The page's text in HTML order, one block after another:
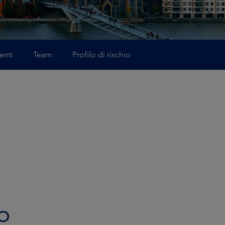
Team Profilo di rischio